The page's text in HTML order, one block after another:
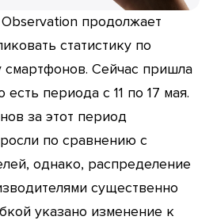
продолжает
статистику по
смартфонов. Сейчас пришла
периода с 11 по 17 мая.
за этот период
по сравнению с
однако, распределение
существенно
указано изменение к